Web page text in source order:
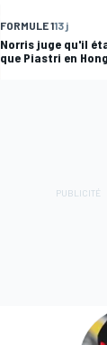
FORMULE 113 j
Norris juge qu'il
que Piastri en